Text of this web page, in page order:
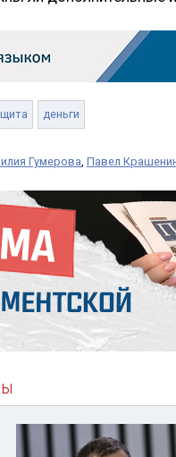
деньги
Гумерова Павел